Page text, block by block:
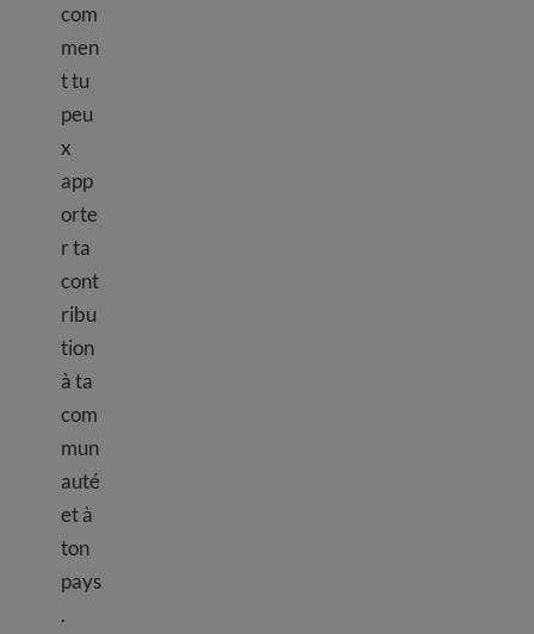
com
men
t tu
peu
x
app
orte
r ta
cont
ribu
tion
à ta
com
mun
auté
et à
ton
pays
.